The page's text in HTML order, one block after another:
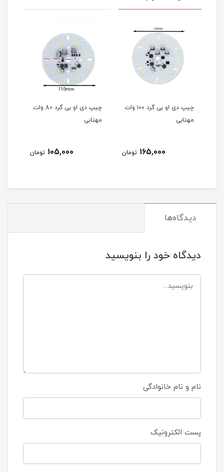
105,000
چیپ دی او بی ۵۰ وات
75,000
دیدگاه‌ها
دیدگاه خود را بنویسید
نام و نام خانوادگی
پست الکترونیک